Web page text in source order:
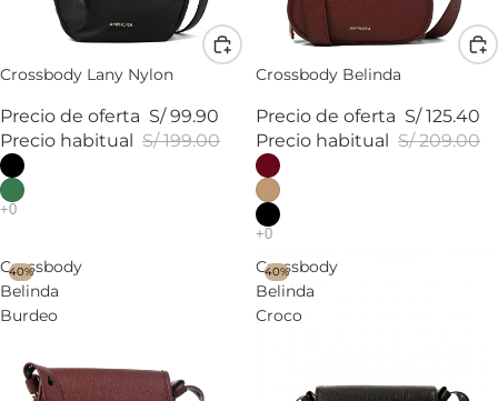
Crossbody Lany Nylon
Precio de oferta S/ 99.90
Precio habitual S/ 199.00
Crossbody Belinda
Precio de oferta S/ 125.40
Precio habitual S/ 209.00
Crossbody
Belinda
Burdeo
40%
Crossbody
Belinda
Croco
40%